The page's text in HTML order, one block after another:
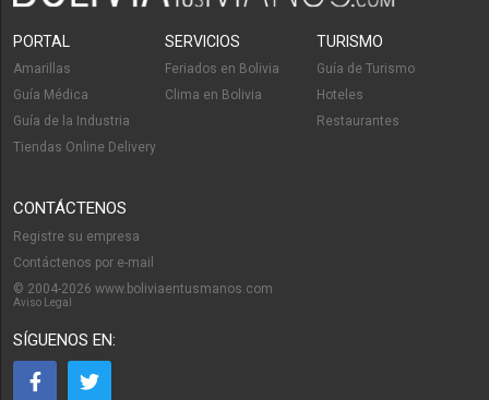
PORTAL
Amarillas
Guía Médica
Guía de la Industria
Tiendas Online Delivery
SERVICIOS
Feriados en Bolivia
Clima en Bolivia
TURISMO
Guía de Turismo
Hoteles
Restaurantes
CONTÁCTENOS
Registre su empresa
Contáctenos por e-mail
© 2004-2026 www.boliviaentusmanos.com
Aviso Legal
SÍGUENOS EN: